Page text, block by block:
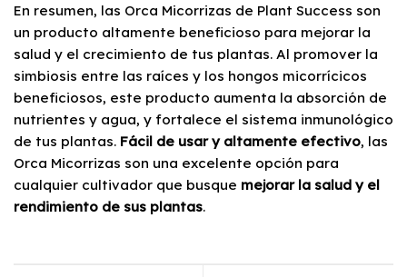
En resumen, las Orca Micorrizas de Plant Success son
un producto altamente beneficioso para mejorar la
salud y el crecimiento de tus plantas. Al promover la
simbiosis entre las raíces y los hongos micorrícicos
beneficiosos, este producto aumenta la absorción de
nutrientes y agua, y fortalece el sistema inmunológico
de tus plantas. Fácil de usar y altamente efectivo, las
Orca Micorrizas son una excelente opción para
cualquier cultivador que busque mejorar la salud y el
rendimiento de sus plantas.